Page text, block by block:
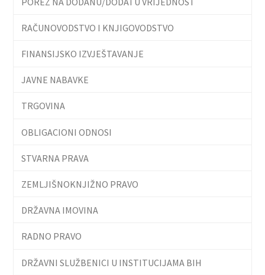
RAČUNOVODSTVO I KNJIGOVODSTVO
FINANSIJSKO IZVJEŠTAVANJE
JAVNE NABAVKE
TRGOVINA
OBLIGACIONI ODNOSI
STVARNA PRAVA
ZEMLJIŠNOKNJIŽNO PRAVO
DRŽAVNA IMOVINA
RADNO PRAVO
DRŽAVNI SLUŽBENICI U INSTITUCIJAMA BIH